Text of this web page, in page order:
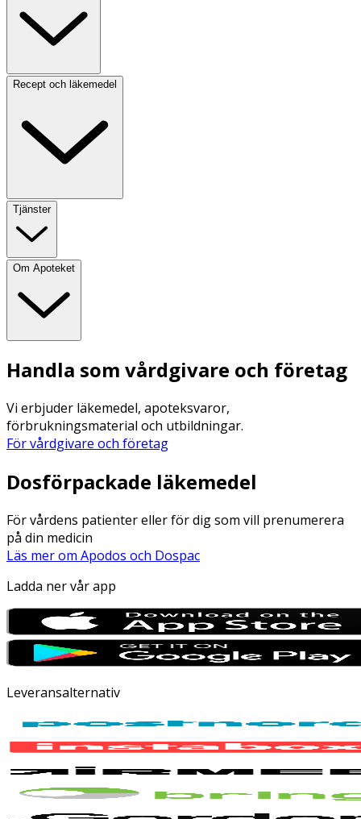
Recept och läkemedel
Tjänster
Om Apoteket
Handla som vårdgivare och företag
Vi erbjuder läkemedel, apoteksvaror,
förbrukningsmaterial och utbildningar.
För vårdgivare och företag
Dosförpackade läkemedel
För vårdens patienter eller för dig som vill prenumerera
på din medicin
Läs mer om Apodos och Dospac
Ladda ner vår app
Leveransalternativ